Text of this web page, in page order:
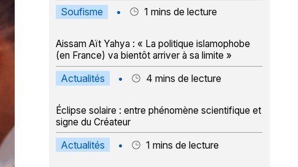
Soufisme • 1 mins de lecture
Aissam Aït Yahya : « La politique islamophobe
(en France) va bientôt arriver à sa limite »
Actualités • 4 mins de lecture
Éclipse solaire : entre phénomène scientifique et
signe du Créateur
Actualités • 1 mins de lecture